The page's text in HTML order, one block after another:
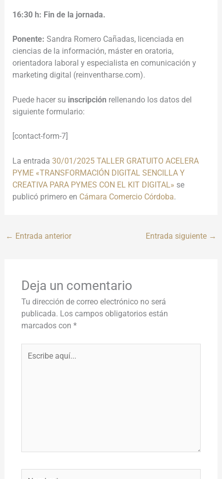
16:30 h: Fin de la jornada.
Ponente: Sandra Romero Cañadas, licenciada en
ciencias de la información, máster en oratoria,
orientadora laboral y especialista en comunicación y
marketing digital (reinventharse.com).
Puede hacer su inscripción rellenando los datos del
siguiente formulario:
[contact-form-7]
La entrada 30/01/2025 TALLER GRATUITO ACELERA
PYME «TRANSFORMACIÓN DIGITAL SENCILLA Y
CREATIVA PARA PYMES CON EL KIT DIGITAL» se
publicó primero en Cámara Comercio Córdoba.
← Entrada anterior Entrada siguiente →
Deja un comentario
Tu dirección de correo electrónico no será
publicada. Los campos obligatorios están
marcados con *
aquí...